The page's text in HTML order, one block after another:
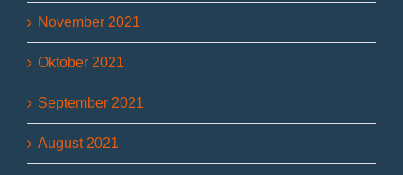
November 2021
Oktober 2021
September 2021
August 2021